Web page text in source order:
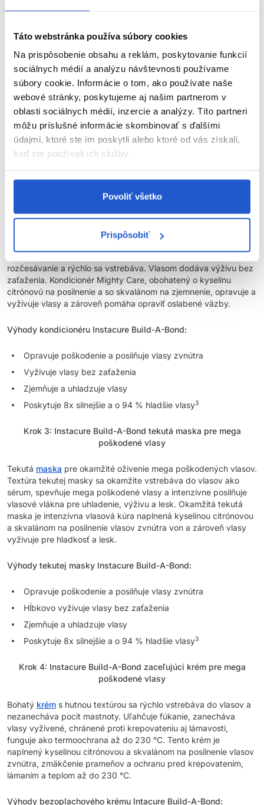
Táto webstránka používa súbory cookies
Na prispôsobenie obsahu a reklám, poskytovanie funkcií
sociálnych médií a analýzu návštevnosti používame
súbory cookie. Informácie o tom, ako používate naše
webové stránky, poskytujeme aj našim partnerom v
oblasti sociálnych médií, inzercie a analýzy. Títo partneri
môžu príslušné informácie skombinovať s ďalšími
údajmi, ktoré ste im poskytli alebo ktoré od vás získali,
keď ste používali ich služby.
Povoliť všetko
Prispôsobiť
Luxusný ružový šampón
vytvára dokonale ošetrujúcu, hutnú a
bohatú penu pre šetrné prečistenie vlasov. Jednoduchá
aplikácia aj oplachovanie. Šampón Mighty Bonds, obohatený o
kyselinu citrónovú na posilnenie a so skvalánom na zjemnenie,
jemne čistí vlasy a zároveň pomáha opraviť oslabené väzby.
Výhody šampónu Build-A-Bond:
Opravuje poškodenie a posilňuje vlasy zvnútra
Znižuje lámavosť a štiepenie končekov
83 % opýtaných tvrdí, že vlasy sú okamžite oživené už po 1
Krok 2: Instacure Build-A-Bond kondicionér pre mega
poškodené vlasy
rozčesávanie a rýchlo sa vstrebáva. Vlasom dodáva výživu bez
zaťaženia. Kondicionér Mighty Care, obohatený o kyselinu
citrónovú na posilnenie a so skvalánom na zjemnenie, opravuje a
vyživuje vlasy a zároveň pomáha opraviť oslabené väzby.
Výhody kondicionéru Instacure Build-A-Bond:
Opravuje poškodenie a posilňuje vlasy zvnútra
Vyživuje vlasy bez zaťaženia
Zjemňuje a uhladzuje vlasy
Poskytuje 8x silnejšie a o 94 % hladšie vlasy3
Krok 3: Instacure Build-A-Bond tekutá maska pre mega
poškodené vlasy
Tekutá maska pre okamžité oživenie mega poškodených vlasov.
Textúra tekutej masky sa okamžite vstrebáva do vlasov ako
sérum, spevňuje mega poškodené vlasy a intenzívne posilňuje
vlasové vlákna pre uhladenie, výživu a lesk. Okamžitá tekutá
maska je intenzívna vlasová kúra naplnená kyselinou citrónovou
a skvalánom na posilnenie vlasov zvnútra von a zároveň vlasy
vyživuje pre hladkosť a lesk.
Výhody tekutej masky Instacure Build-A-Bond:
Opravuje poškodenie a posilňuje vlasy zvnútra
Hĺbkovo vyživuje vlasy bez zaťaženia
Zjemňuje a uhladzuje vlasy
Poskytuje 8x silnejšie a o 94 % hladšie vlasy3
Krok 4: Instacure Build-A-Bond zaceľujúci krém pre mega
poškodené vlasy
Bohatý krém s hutnou textúrou sa rýchlo vstrebáva do vlasov a
nezanecháva pocit mastnoty. Uľahčuje fúkanie, zanecháva
vlasy vyživené, chránené proti krepovateniu aj lámavosti,
funguje ako termoochrana až do 230 °C. Tento krém je
naplnený kyselinou citrónovou a skvalánom na posilnenie vlasov
zvnútra, zmäkčenie prameňov a ochranu pred krepovatením,
lámaním a teplom až do 230 °C.
Výhody bezoplachového krému Intacure Build-A-Bond: